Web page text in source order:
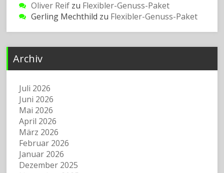
Oliver Reif zu Flexibler-Genuss-Paket
Gerling Mechthild zu Flexibler-Genuss-Paket
Archiv
Juli 2026
Juni 2026
Mai 2026
April 2026
März 2026
Februar 2026
Januar 2026
Dezember 2025